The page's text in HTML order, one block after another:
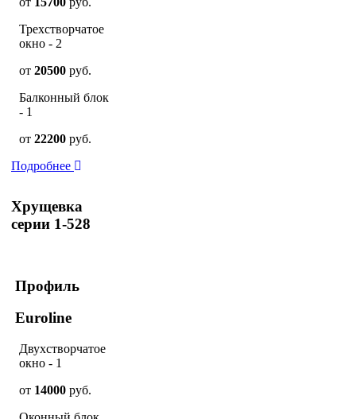
Трехстворчатое
окно - 2
от 20500 руб.
Балконный блок
- 1
от 22200 руб.
Подробнее
Хрущевка
серии 1-528
Профиль
Euroline
Двухстворчатое
окно - 1
от 14000 руб.